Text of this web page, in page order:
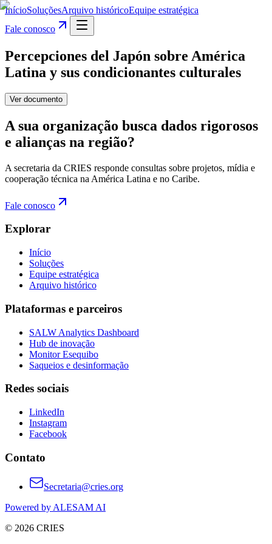
InícioSoluçõesArquivo históricoEquipe estratégica
Fale conosco
Percepciones del Japón sobre América
Latina y sus condicionantes culturales
Ver documento
A sua organização busca dados rigorosos
e alianças na região?
A secretaria da CRIES responde consultas sobre projetos, mídia e
cooperação técnica na América Latina e no Caribe.
Fale conosco
Explorar
Início
Soluções
Equipe estratégica
Arquivo histórico
Plataformas e parceiros
SALW Analytics Dashboard
Hub de inovação
Monitor Esequibo
Saqueios e desinformação
Redes sociais
LinkedIn
Instagram
Facebook
Contato
Secretaria@cries.org
Powered by ALESAM AI
© 2026 CRIES